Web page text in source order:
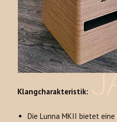
Klangcharakteristik:
Die Lunna MKII bietet eine